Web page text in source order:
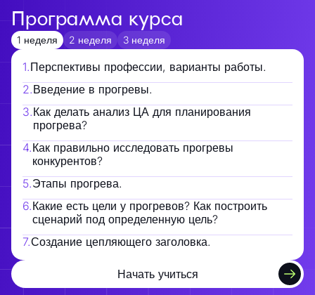
Программа курса
1 неделя 2 неделя 3 неделя
1.Перспективы профессии, варианты работы.
2.Введение в прогревы.
3.Как делать анализ ЦА для планирования
прогрева?
4.Как правильно исследовать прогревы
конкурентов?
5.Этапы прогрева.
6.Какие есть цели у прогревов? Как построить
сценарий под определенную цель?
7.Создание цепляющего заголовка.
Начать учиться